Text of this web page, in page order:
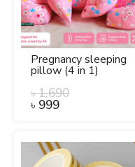
Pregnancy sleeping
pillow (4 in 1)
৳1,690
৳ 999